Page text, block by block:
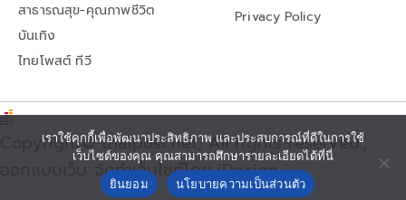
สาธารณสุข-คุณภาพชีวิต
บันเทิง
ไทยโพสต์ ทีวี
Privacy Policy
Copyright© thaipost.net, All rights reserved.,
ออกแบบเว็บ จัดทำเว็บไซต์โดย iDesign
เราใช้คุกกี้เพื่อพัฒนาประสิทธิภาพ และประสบการณ์ที่ดีในการใช้
เว็บไซต์ของคุณ คุณสามารถศึกษารายละเอียดได้ที่นี่
ยินยอม
นโยบายความเป็นส่วนตัว